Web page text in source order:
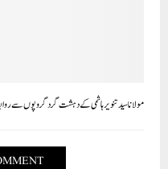
مولانا سید تنویر ہاشمی کے دہشت گرد گروپوں سے